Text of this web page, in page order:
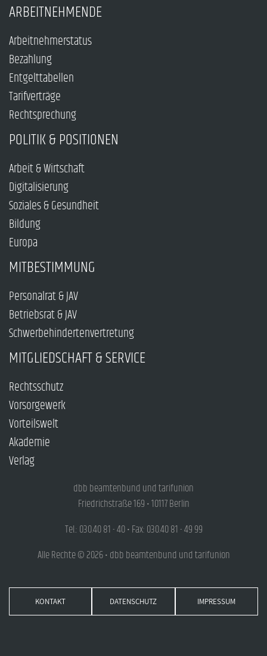
ARBEITNEHMENDE
Arbeitnehmerstatus
Bezahlung
Entgelttabellen
Tarifverträge
Rechtsprechung
POLITIK & POSITIONEN
Arbeit & Wirtschaft
Digitalisierung
Soziales & Gesundheit
Bildung
Europa
MITBESTIMMUNG
Personalrat & JAV
Betriebsrat & JAV
Schwerbehindertenvertretung
MITGLIEDSCHAFT & SERVICE
Rechtsschutz
Vorsorgewerk
Vorteilswelt
Akademie
Verlag
dbb beamtenbund und tarifunion
Friedrichstraße 169 • 10117 Berlin
Tel.: 030.40 81 - 40 • Fax: 030.40 81 - 49 99
Alle Rechte © 2026 • dbb beamtenbund und tarifunion
KONTAKT DATENSCHUTZ IMPRESSUM